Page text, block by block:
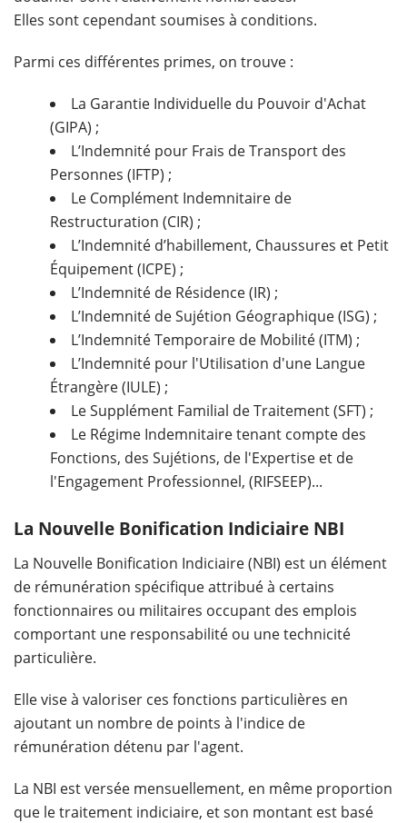
Elles sont cependant soumises à conditions.
Parmi ces différentes primes, on trouve :
La Garantie Individuelle du Pouvoir d'Achat
(GIPA) ;
L’Indemnité pour Frais de Transport des
Personnes (IFTP) ;
Le Complément Indemnitaire de
Restructuration (CIR) ;
L’Indemnité d’habillement, Chaussures et Petit
Équipement (ICPE) ;
L’Indemnité de Résidence (IR) ;
L’Indemnité de Sujétion Géographique (ISG) ;
L’Indemnité Temporaire de Mobilité (ITM) ;
L’Indemnité pour l'Utilisation d'une Langue
Étrangère (IULE) ;
Le Supplément Familial de Traitement (SFT) ;
Le Régime Indemnitaire tenant compte des
Fonctions, des Sujétions, de l'Expertise et de
l'Engagement Professionnel, (RIFSEEP)...
La Nouvelle Bonification Indiciaire NBI
La Nouvelle Bonification Indiciaire (NBI) est un élément
de rémunération spécifique attribué à certains
fonctionnaires ou militaires occupant des emplois
comportant une responsabilité ou une technicité
particulière.
Elle vise à valoriser ces fonctions particulières en
ajoutant un nombre de points à l'indice de
rémunération détenu par l'agent.
La NBI est versée mensuellement, en même proportion
que le traitement indiciaire, et son montant est basé